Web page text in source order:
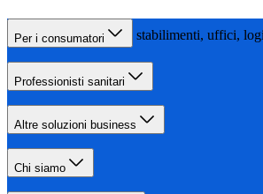
Le nostre attività = stabilimenti, uffici,
Per i consumatori
Professionisti sanitari
Altre soluzioni business
Chi siamo